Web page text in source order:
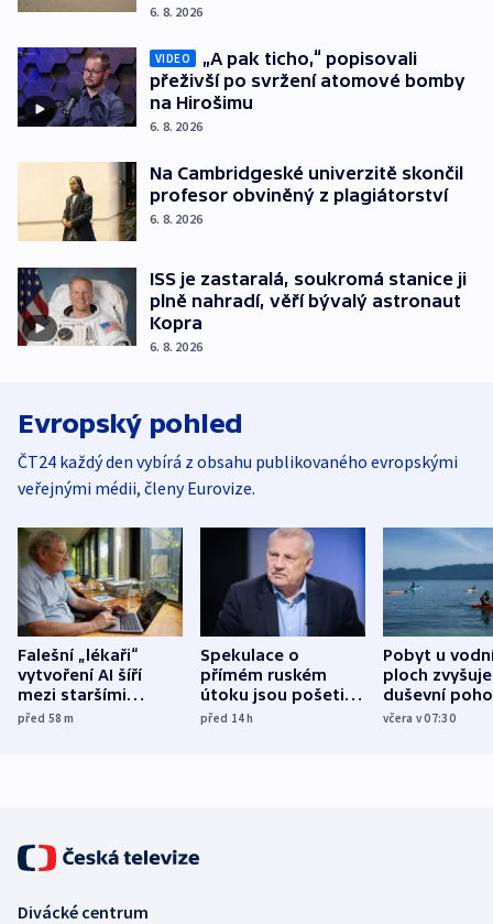
6. 8. 2026
VIDEO
„A pak ticho,“ popisovali
přeživší po svržení atomové bomby
na Hirošimu
6. 8. 2026
Na Cambridgeské univerzitě skončil
profesor obviněný z plagiátorství
6. 8. 2026
ISS je zastaralá, soukromá stanice ji
plně nahradí, věří bývalý astronaut
Kopra
6. 8. 2026
Evropský pohled
ČT24 každý den vybírá z obsahu publikovaného evropskými
veřejnými médii, členy Eurovize.
Falešní „lékaři“
vytvoření AI šíří
mezi staršími
Poláky nebezpečné
před 58m
Spekulace o
přímém ruském
útoku jsou pošetilé,
míní estonský
před 14h
Pobyt u
ploch zvyšuje
duševní
ukázala
včera v 07:30
Divácké centrum